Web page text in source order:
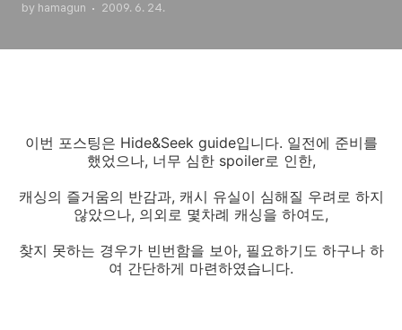
by hamagun 2009. 6. 24.
이번 포스팅은 Hide&Seek guide입니다. 일전에 준비를
했었으나, 너무 심한 spoiler로 인한,
캐싱의 즐거움의 반감과, 캐시 유실이 심해질 우려로 하지
않았으나, 의외로 몇차례 캐싱을 하여도,
찾지 못하는 경우가 빈번함을 보아, 필요하기도 하구나 하
여 간단하게 마련하였습니다.